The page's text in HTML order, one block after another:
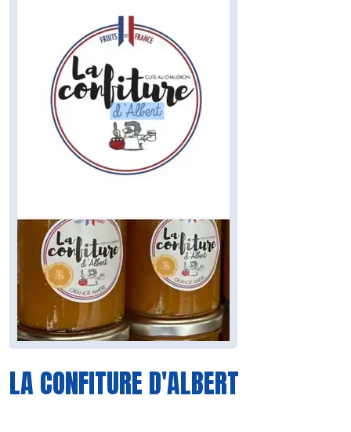
LA CONFITURE D'ALBERT